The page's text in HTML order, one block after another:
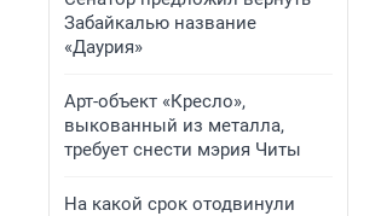
Забайкалью название
«Даурия»
Арт-объект «Кресло»,
выкованный из металла,
требует снести мэрия Читы
На какой срок отодвинули